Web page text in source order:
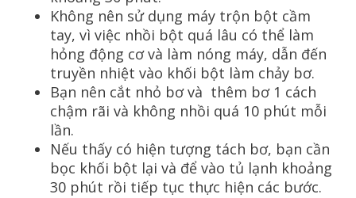
Không nên sử dụng máy trộn bột cầm
tay, vì việc nhồi bột quá lâu có thể làm
hỏng động cơ và làm nóng máy, dẫn đến
truyền nhiệt vào khối bột làm chảy bơ.
Bạn nên cắt nhỏ bơ và thêm bơ 1 cách
chậm rãi và không nhồi quá 10 phút mỗi
lần.
Nếu thấy có hiện tượng tách bơ, bạn cần
bọc khối bột lại và để vào tủ lạnh khoảng
30 phút rồi tiếp tục thực hiện các bước.